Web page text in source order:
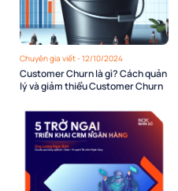
Chuyên gia viết - 12/10/2024
Customer Churn là gì? Cách quản
lý và giảm thiểu Customer Churn